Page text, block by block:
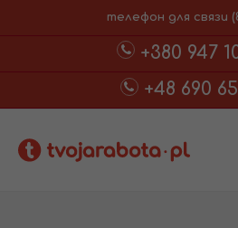
телефон для связи
+380 947
+48 690